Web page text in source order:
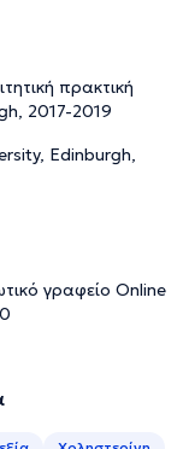
πρακτική
2017-2019
Edinburgh,
γραφείο Online